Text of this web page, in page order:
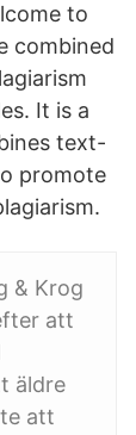
to
combined
It is a
text-
promote
& Krog
att
äldre
att